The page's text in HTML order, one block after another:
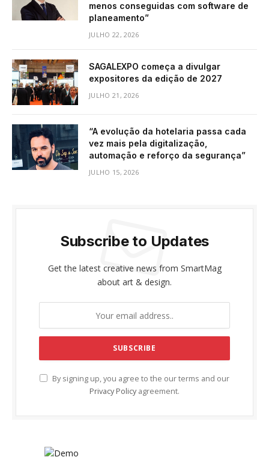
menos conseguidas com software de
planeamento”
JULHO 22, 2026
SAGALEXPO começa a divulgar
expositores da edição de 2027
JULHO 21, 2026
“A evolução da hotelaria passa cada
vez mais pela digitalização,
automação e reforço da segurança”
JULHO 15, 2026
Subscribe to Updates
Get the latest creative news from SmartMag
about art & design.
By signing up, you agree to the our terms and our
Privacy Policy agreement.